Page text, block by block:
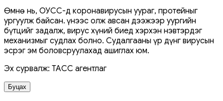
Өмнө нь, ОУСС-д коронавирусын уураг, протейныг
ургуулж байсан. Үүнээс олж авсан дээжээр уургийн
бүтцийг задалж, вирус хүний ​​биед хэрхэн нэвтэрдэг
механизмыг судлах болно. Судалгааны үр дүнг вирусын
эсрэг эм боловсруулахад ашиглах юм.
Эх сурвалж: ТАСС агентлаг
Буцах